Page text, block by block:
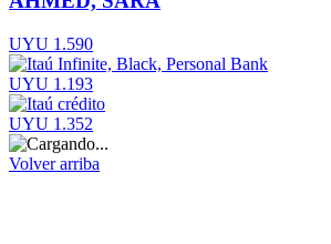
UYU 1.590
UYU 1.193
UYU 1.352
Volver arriba